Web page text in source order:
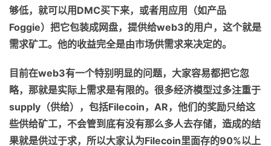
够低， 就可以用DMC买下来，或者用应用 （如产品
Foggie） 把它包装成网盘，提供给web3的用户，这个就是
需求矿工。他的收益完全是由市场供需求来决定的。
目前在web3有一个特别明显的问题，大家容易都把它忽
略， 那就是实际上需求是有限的。 很多经济模型过多注重于
supply （供给） ，包括Filecoin， AR，他们的奖励只给这
些供给矿工，不会管到底有没有那么多人去存储，造成的结
果就是供过于求， 所以大家认为Filecoin里面存的90%以上